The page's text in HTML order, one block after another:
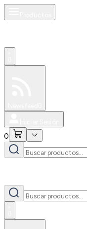
0